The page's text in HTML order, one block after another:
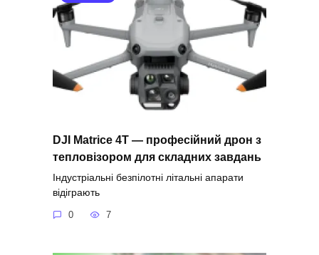
DJI Matrice 4T — професійний дрон з
тепловізором для складних завдань
Індустріальні безпілотні літальні апарати
відіграють
0 7